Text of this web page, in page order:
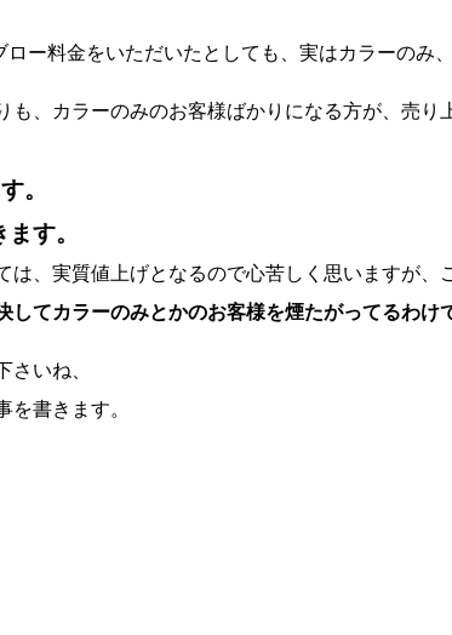
ー料金をいただいたとしても、実はカラーの
、カラーのみのお客様ばかりになる方が、売り
。
す。
、実質値上げとなるので心苦しく思いますが、
してカラーのみとかのお客様を煙たがってるわけ
いね、
書きます。